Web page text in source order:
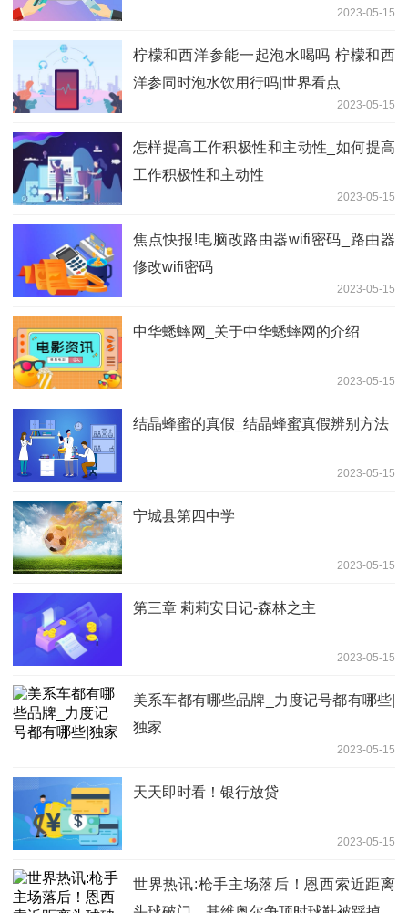
2023-05-15
柠檬和西洋参能一起泡水喝吗 柠檬和西
洋参同时泡水饮用行吗|世界看点
2023-05-15
怎样提高工作积极性和主动性_如何提高
工作积极性和主动性
2023-05-15
焦点快报!电脑改路由器wifi密码_路由器
修改wifi密码
2023-05-15
中华蟋蟀网_关于中华蟋蟀网的介绍
2023-05-15
结晶蜂蜜的真假_结晶蜂蜜真假辨别方法
2023-05-15
宁城县第四中学
2023-05-15
第三章 莉莉安日记-森林之主
2023-05-15
美系车都有哪些品牌_力度记号都有哪些|
独家
2023-05-15
天天即时看！银行放贷
2023-05-15
世界热讯:枪手主场落后！恩西索近距离